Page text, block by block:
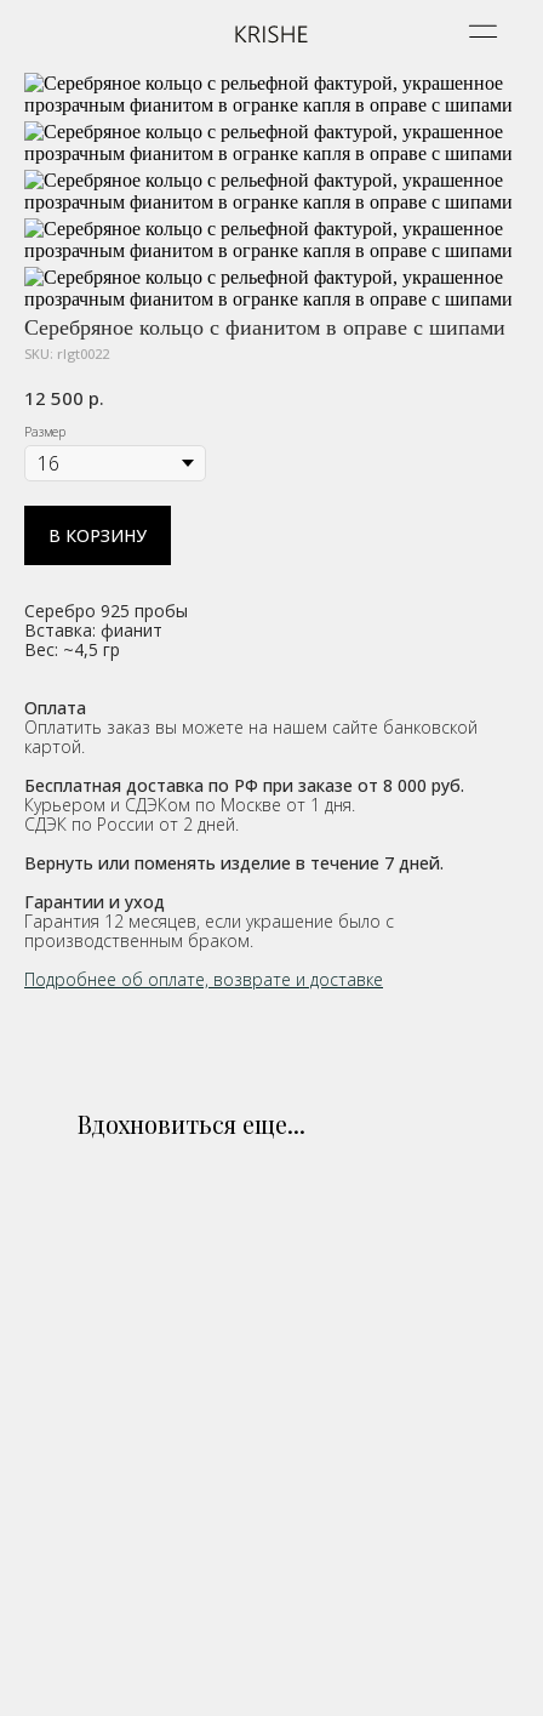
Серебряное кольцо с фианитом в оправе с шипами
SKU: rlgt0022
12 500 р.
Размер
В КОРЗИНУ
Серебро 925 пробы
Вставка: фианит
Вес: ~4,5 гр
Оплата
Оплатить заказ вы можете на нашем сайте банковской
картой.
Бесплатная доставка по РФ при заказе от 8 000 руб.
Курьером и СДЭКом по Москве от 1 дня.
СДЭК по России от 2 дней.
Вернуть или поменять изделие в течение 7 дней.
Гарантии и уход
Гарантия 12 месяцев, если украшение было с
производственным браком.
Подробнее об оплате, возврате и доставке
Вдохновиться еще...